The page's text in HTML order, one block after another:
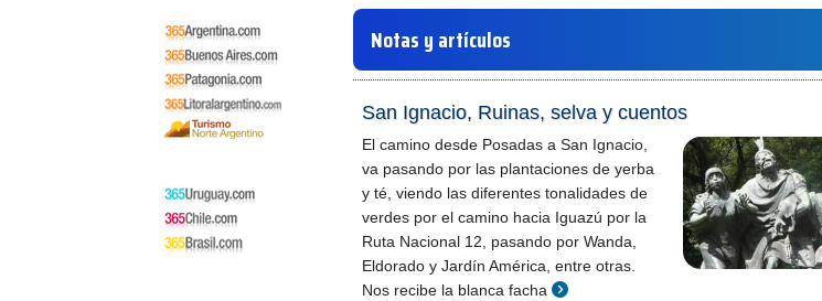
Notas y artículos
San Ignacio, Ruinas, selva y cuentos
El camino desde Posadas a San Ignacio,
va pasando por las plantaciones de yerba
y té, viendo las diferentes tonalidades de
verdes por el camino hacia Iguazú por la
Ruta Nacional 12, pasando por Wanda,
Eldorado y Jardín América, entre otras.
Nos recibe la blanca facha